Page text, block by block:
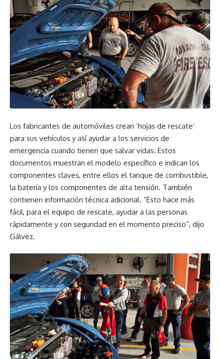
Los fabricantes de automóviles crean ‘hojas de rescate’
para sus vehículos y así ayudar a los servicios de
emergencia cuando tienen que salvar vidas. Estos
documentos muestran el modelo específico e indican los
componentes claves, entre ellos el tanque de combustible,
la batería y los componentes de alta tensión. También
contienen información técnica adicional. “Esto hace más
fácil, para el equipo de rescate, ayudar a las personas
rápidamente y con seguridad en el momento preciso”, dijo
Gálvez.